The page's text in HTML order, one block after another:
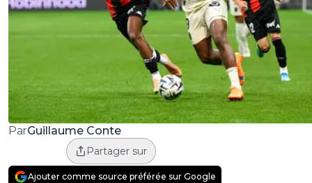
ParGuillaume Conte
Partager sur
Ajouter comme source préférée sur Google